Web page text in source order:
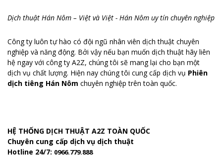
Dịch thuật Hán Nôm – Việt và Việt - Hán Nôm uy tín chuyên nghiệp
Công ty luôn tự hào có đội ngũ nhân viên dịch thuật chuyên
nghiệp và năng động. Bởi vậy nếu bạn muốn dịch thuật hãy liên
hệ ngay với công ty A2Z, chúng tôi sẽ mang lại cho bạn một
dịch vụ chất lượng. Hiện nay chúng tôi cung cấp dịch vụ Phiên
dịch tiêng Hán Nôm chuyên nghiệp trên toàn quốc.
HỆ THỐNG DỊCH THUẬT A2Z TOÀN QUỐC
Chuyên cung cấp dịch vụ dịch thuật
Hotline 24/7: 0966.779.888